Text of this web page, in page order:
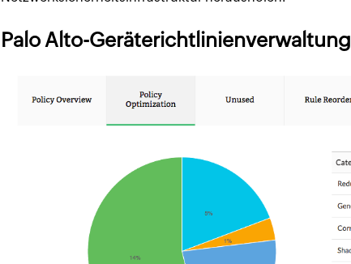
Palo Alto-Geräterichtlinienverwaltung